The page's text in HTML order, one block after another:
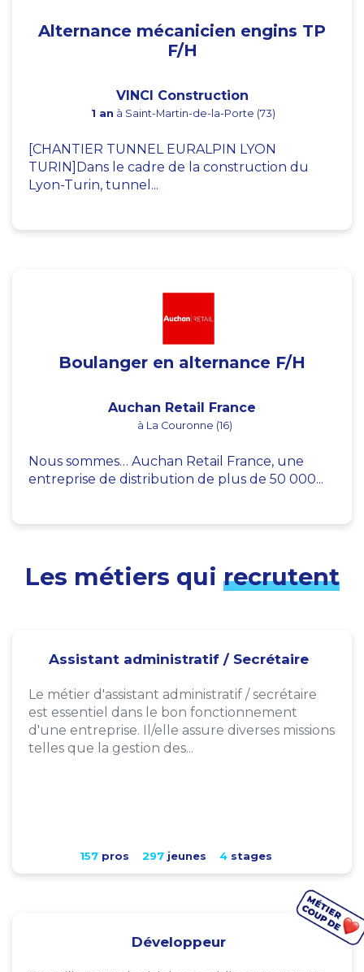
Alternance mécanicien engins TP
F/H
VINCI Construction
1 an à Saint-Martin-de-la-Porte (73)
[CHANTIER TUNNEL EURALPIN LYON
TURIN]Dans le cadre de la construction du
Lyon-Turin, tunnel...
Boulanger en alternance F/H
Auchan Retail France
à La Couronne (16)
Nous sommes… Auchan Retail France, une
entreprise de distribution de plus de 50 000...
Les métiers qui recrutent
Assistant administratif / Secrétaire
Le métier d'assistant administratif / secrétaire
est essentiel dans le bon fonctionnement
d'une entreprise. Il/elle assure diverses missions
telles que la gestion des...
157pros 297jeunes 4stages
Développeur